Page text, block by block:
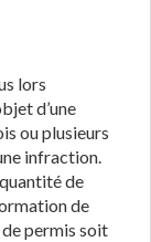
lors
d’une
ou plusieurs
infraction.
de
de
permis soit